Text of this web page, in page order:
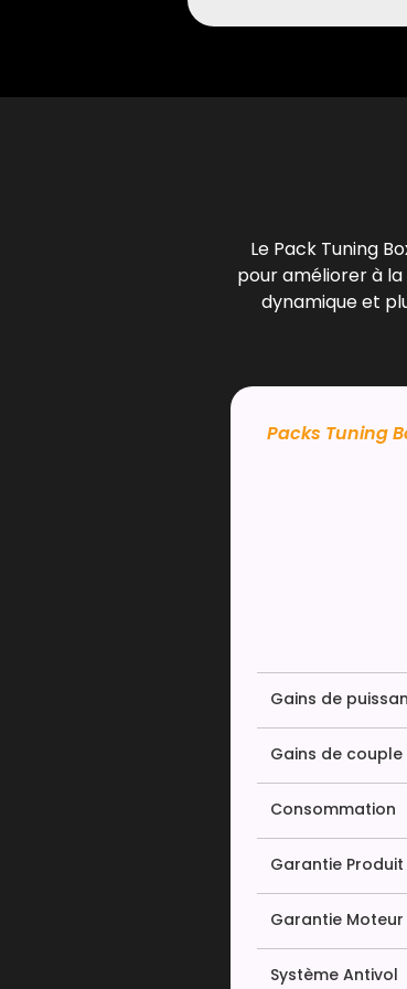
Le Pack Tuning
pour améliorer à
dynamique et
Gains de
Gains de couple
Consommation
Garantie Produit
Garantie Moteur
Système Antivol